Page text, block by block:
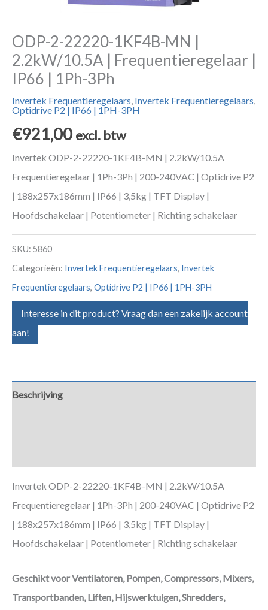
ODP-2-22220-1KF4B-MN |
2.2kW/10.5A | Frequentieregelaar |
IP66 | 1Ph-3Ph
Invertek Frequentieregelaars, Invertek Frequentieregelaars,
Optidrive P2 | IP66 | 1PH-3PH
€921,00 excl. btw
Invertek ODP-2-22220-1KF4B-MN | 2.2kW/10.5A
Frequentieregelaar | 1Ph-3Ph | 200-240VAC | Optidrive P2
| 188x257x186mm | IP66 | 3,5kg | TFT Display |
Hoofdschakelaar | Potentiometer | Richting schakelaar
SKU: 5860
Categorieën: Invertek Frequentieregelaars, Invertek
Frequentieregelaars, Optidrive P2 | IP66 | 1PH-3PH
Interesse in dit product? Vraag dan een zakelijk account
aan!
Beschrijving
Invertek ODP-2-22220-1KF4B-MN | 2.2kW/10.5A
Frequentieregelaar | 1Ph-3Ph | 200-240VAC | Optidrive P2
| 188x257x186mm | IP66 | 3,5kg | TFT Display |
Hoofdschakelaar | Potentiometer | Richting schakelaar
Geschikt voor Ventilatoren, Pompen, Compressors, Mixers,
Transportbanden, Liften, Hijswerktuigen, Shredders,